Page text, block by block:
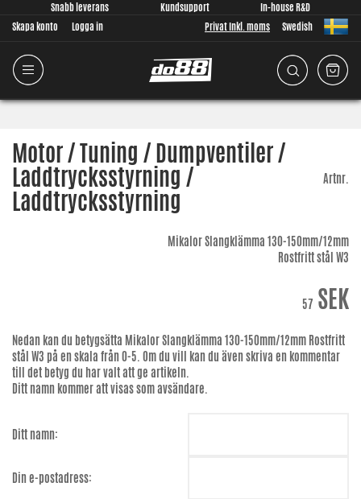
Snabb leverans Kundsupport
In-house R&D
Skapa konto
Logga in Privat Inkl. moms Swedish
Motor / Tuning / Dumpventiler /
Laddtrycksstyrning /
Laddtrycksstyrning
Artnr.
Mikalor Slangklämma 130-150mm/12mm
Rostfritt stål W3
57 SEK
Nedan kan du betygsätta Mikalor Slangklämma 130-150mm/12mm Rostfritt
stål W3 på en skala från 0-5. Om du vill kan du även skriva en kommentar
till det betyg du har valt att ge artikeln.
Ditt namn kommer att visas som avsändare.
Ditt namn:
Din e-postadress: